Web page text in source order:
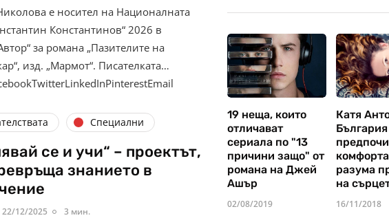
е носител на Националната
Константинов“ 2026 в
за романа „Пазителите на
изд. „Мармот“. Писателката…
Специални
се и учи“ – проектът,
знанието в
22/12/2025 3 мин.
19 неща, които
отличават
сериала по "13
причини защо" от
романа на Джей
Ашър
02/08/2019
Катя
България
разума
на
16/11/2018